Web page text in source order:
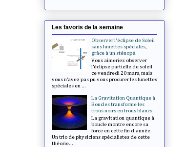
Les favoris de la semaine
Observer l'éclipse de Soleil
sans lunettes spéciales,
grâce à un sténopé.
Vous aimeriez observer
l’éclipse partielle de soleil
ce vendredi 20 mars, mais
vous n’avez pas pu vous procurer les lunettes
spéciales en ...
La Gravitation Quantique à
Boucles transforme les
trous noirs en trous blancs
La gravitation quantique à
boucle montre encore sa
force en cette fin d'année.
Un trio de physiciens spécialistes de cette
théorie...